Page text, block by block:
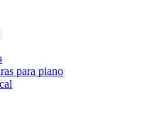
para piano